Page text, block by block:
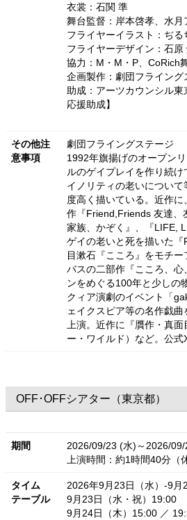
衣裳：石関 準
舞台監督：岸本啓孝、水月
フライヤーイラスト：ぢる
フライヤーデザイン：石原
協力：M・M・P、CoRich
企画製作：劇団フライン
助成：アーツカウンシル
応援助成】
その他注
意事項
劇団フライングステージ
1992年旗揚げのオープン
ルのゲイプレイを作り続
イノリティの老いについ
度高く描いている。近作
作『Friend,Friends 友達、
家族、かぞく』、『LIFE,
ゲイの老いと死を描いた
目漱石『こころ』をモチ
バスの二部作『こころ、
ンをめぐる100年と少しの
クィア演劇のイベント「
ェイクスピア等の名作戯
上演。近作に『贋作・真
ー・ワイルド）など。公
OFF･OFFシアター（東京都）
期間
2026/09/23 (水)～2026/09/
上演時間：約1時間40分（
タイム
テーブル
2026年9月23日（水）‐9月
9月23日（水・祝）19:00
9月24日（木）15:00 ／